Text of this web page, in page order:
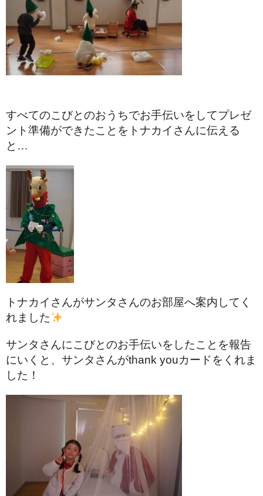
すべてのこびとのおうちでお手伝いをしてプレゼ
ント準備ができたことをトナカイさんに伝える
と…
トナカイさんがサンタさんのお部屋へ案内してく
れました
サンタさんにこびとのお手伝いをしたことを報告
にいくと、サンタさんがthank youカードをくれま
した！